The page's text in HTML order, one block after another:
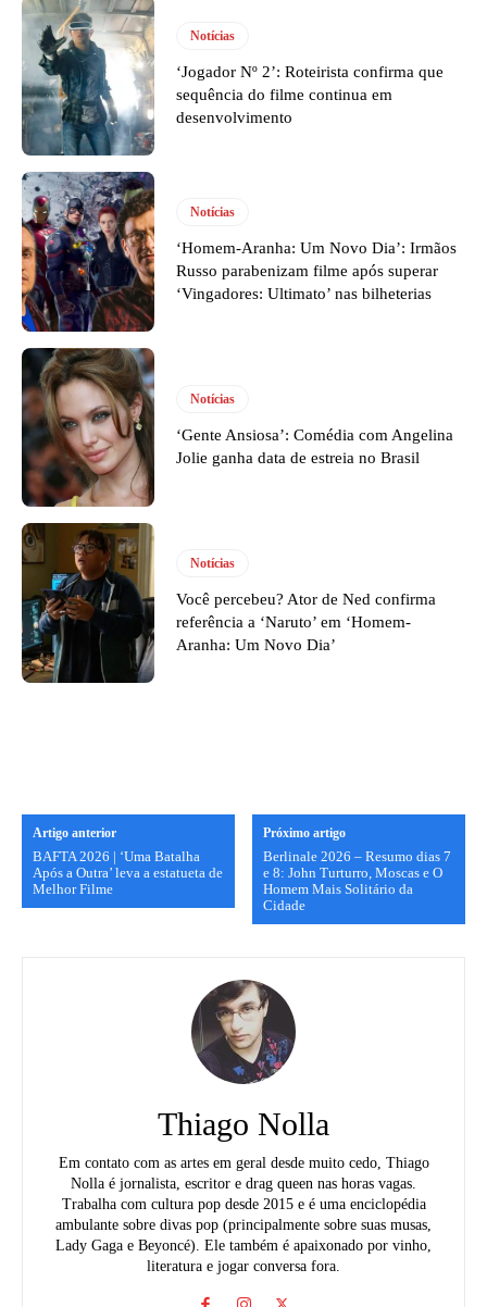
Notícias
‘Jogador Nº 2’: Roteirista confirma que
sequência do filme continua em
desenvolvimento
Notícias
‘Homem-Aranha: Um Novo Dia’: Irmãos
Russo parabenizam filme após superar
‘Vingadores: Ultimato’ nas bilheterias
Notícias
‘Gente Ansiosa’: Comédia com Angelina
Jolie ganha data de estreia no Brasil
Notícias
Você percebeu? Ator de Ned confirma
referência a ‘Naruto’ em ‘Homem-
Aranha: Um Novo Dia’
Artigo anterior
BAFTA 2026 | ‘Uma Batalha
Após a Outra’ leva a estatueta de
Melhor Filme
Próximo artigo
Berlinale 2026 – Resumo dias 7
e 8: John Turturro, Moscas e O
Homem Mais Solitário da
Cidade
Thiago Nolla
Em contato com as artes em geral desde muito cedo, Thiago
Nolla é jornalista, escritor e drag queen nas horas vagas.
Trabalha com cultura pop desde 2015 e é uma enciclopédia
ambulante sobre divas pop (principalmente sobre suas musas,
Lady Gaga e Beyoncé). Ele também é apaixonado por vinho,
literatura e jogar conversa fora.